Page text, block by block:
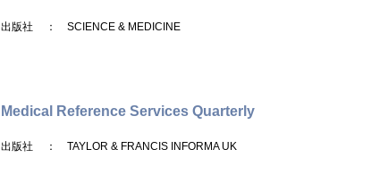
出版社 ： SCIENCE & MEDICINE
Medical Reference Services Quarterly
出版社 ： TAYLOR & FRANCIS INFORMA UK